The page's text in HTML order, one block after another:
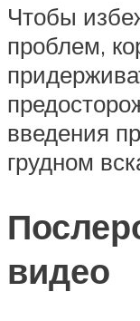
Чтобы
проблем,
введения
грудном
видео